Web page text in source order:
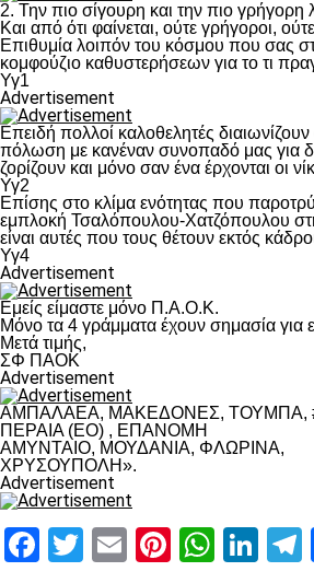
2. Την πιο σίγουρη και την πιο
Και από ότι φαίνεται, ούτε γρήγοροι,
Επιθυμία λοιπόν του κόσμου που σας
κομφούζιο καθυστερήσεων για το τι
Υγ1
Advertisement
Επειδή πολλοί καλοθελητές
πόλωση με κανέναν συνοπαδό μας για
ζορίζουν και μόνο σαν ένα έρχονται οι
Υγ2
Επίσης στο κλίμα ενότητας που
εμπλοκή Τσαλόπουλου-Χατζόπουλου
είναι αυτές που τους θέτουν εκτός
Υγ4
Advertisement
Εμείς είμαστε μόνο Π.Α.Ο.Κ.
Μόνο τα 4 γράμματα έχουν σημασία
Μετά τιμής,
ΣΦ ΠΑΟΚ
Advertisement
ΑΜΠΑΛΑΕΑ, ΜΑΚΕΔΟΝΕΣ, ΤΟΥΜΠΑ,
ΠΕΡΑΙΑ (ΕΟ) , ΕΠΑΝΟΜΗ
ΑΜΥΝΤΑΙΟ, ΜΟΥΔΑΝΙΑ, ΦΛΩΡΙΝΑ,
ΧΡΥΣΟΥΠΟΛΗ».
Advertisement
Facebook
Twitter
EmailPinterest